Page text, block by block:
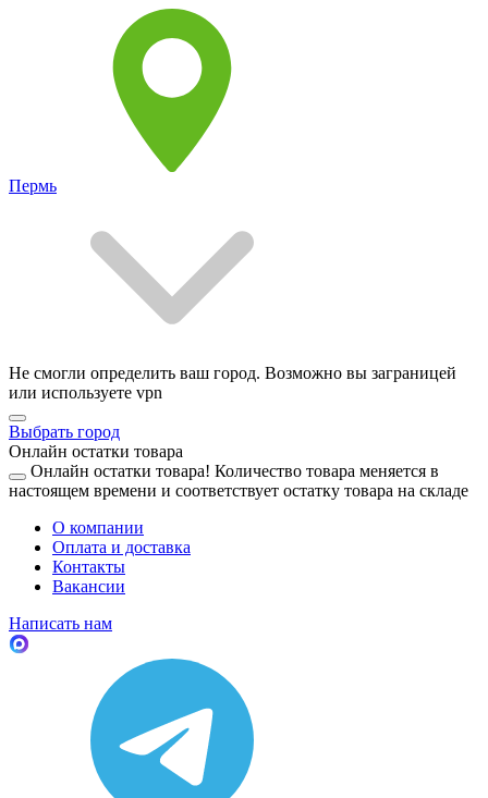
Пермь
Не смогли определить ваш город. Возможно вы заграницей
или используете vpn
Выбрать город
Онлайн остатки товара
Онлайн остатки товара! Количество товара меняется в
настоящем времени и соответствует остатку товара на складе
О компании
Оплата и доставка
Контакты
Вакансии
Написать нам